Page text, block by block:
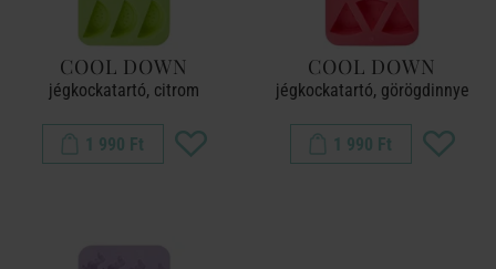
COOL DOWN
jégkockatartó, citrom
1 990 Ft
COOL DOWN
jégkockatartó, görögdinnye
1 990 Ft